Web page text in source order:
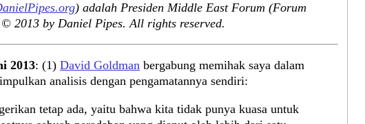
) adalah Presiden Middle East Forum (Forum
2013 by Daniel Pipes. All rights reserved.
2013: (1) David Goldman bergabung memihak saya dalam
analisis dengan pengamatannya sendiri:
tetap ada, yaitu bahwa kita tidak punya kuasa untuk